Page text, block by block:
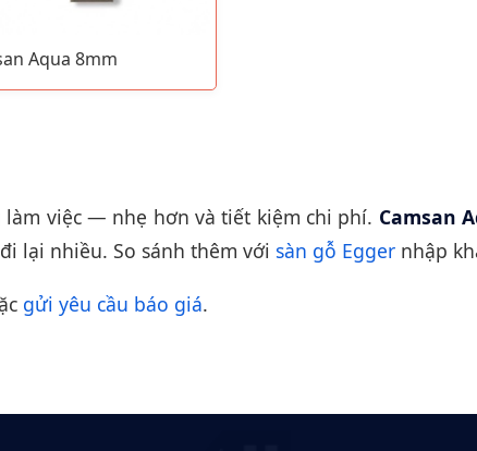
Aqua 8mm
việc — nhẹ hơn và tiết kiệm chi phí. Camsan
lại nhiều. So sánh thêm với sàn gỗ Egger nhập
gửi yêu cầu báo giá.